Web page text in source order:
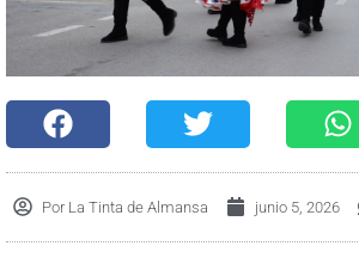
Por La Tinta de Almansa junio 5, 2026